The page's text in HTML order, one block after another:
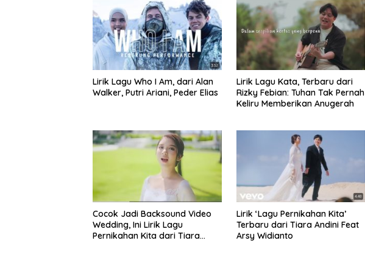
Lirik Lagu Who I Am, dari Alan
Walker, Putri Ariani, Peder Elias
Lirik Lagu Kata, Terbaru dari
Rizky Febian: Tuhan Tak Pernah
Keliru Memberikan Anugerah
Cocok Jadi Backsound Video
Wedding, Ini Lirik Lagu
Pernikahan Kita dari Tiara
Lirik ‘Lagu Pernikahan Kita’
Terbaru dari Tiara Andini Feat
Arsy Widianto